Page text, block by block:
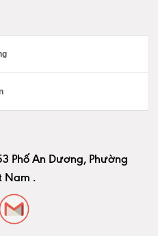
Phố An Dương, Phường
Nam .